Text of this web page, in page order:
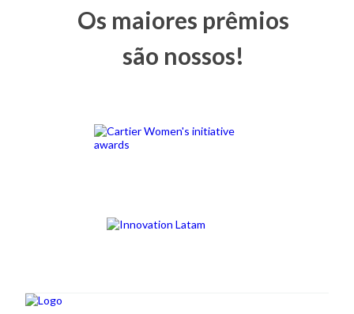
Os maiores prêmios
são nossos!